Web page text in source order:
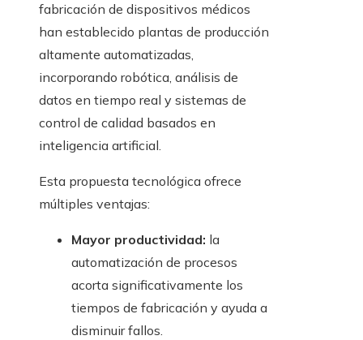
fabricación de dispositivos médicos
han establecido plantas de producción
altamente automatizadas,
incorporando robótica, análisis de
datos en tiempo real y sistemas de
control de calidad basados en
inteligencia artificial.
Esta propuesta tecnológica ofrece
múltiples ventajas:
Mayor productividad: la
automatización de procesos
acorta significativamente los
tiempos de fabricación y ayuda a
disminuir fallos.